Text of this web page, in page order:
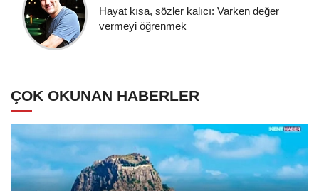
Hayat kısa, sözler kalıcı: Varken değer
vermeyi öğrenmek
ÇOK OKUNAN HABERLER